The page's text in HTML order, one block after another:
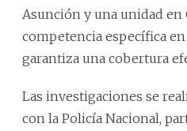
Asunción y una unidad en
competencia específica en
garantiza una cobertura
Las investigaciones se
con la Policía Nacional,